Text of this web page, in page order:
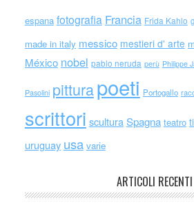
espana fotografia Francia Frida Kahlo
made in italy messico mestieri d' arte
México nobel pablo neruda perù Philippe
Pasolini pitturapoeti Portogallo
scrittori sculturaSpagna teatro
uruguay usa varie
ARTICOLI RECENTI